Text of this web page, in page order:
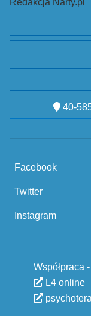
Redakcja Narty.pl
40-
Facebook
Twitter
Instagram
Współpraca
L4 online